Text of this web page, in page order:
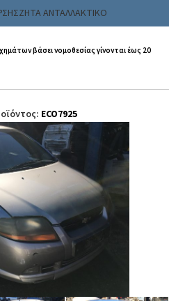
ΖΗΤΑ ΑΝΤΑΛΛΑΚΤΙΚΟ
βάσει νομοθεσίας γίνονται έως 20
ECO7925